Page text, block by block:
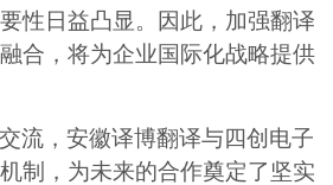
性日益凸显。因此，加强翻译
合，将为企业国际化战略提供
流，安徽译博翻译与四创电子
制，为未来的合作奠定了坚实